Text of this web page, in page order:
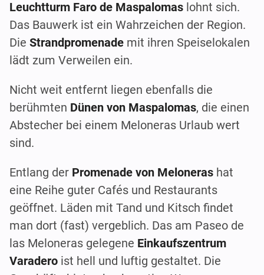
Leuchtturm Faro de Maspalomas lohnt sich.
Das Bauwerk ist ein Wahrzeichen der Region.
Die Strandpromenade mit ihren Speiselokalen
lädt zum Verweilen ein.
Nicht weit entfernt liegen ebenfalls die
berühmten Dünen von Maspalomas, die einen
Abstecher bei einem Meloneras Urlaub wert
sind.
Entlang der Promenade von Meloneras hat
eine Reihe guter Cafés und Restaurants
geöffnet. Läden mit Tand und Kitsch findet
man dort (fast) vergeblich. Das am Paseo de
las Meloneras gelegene Einkaufszentrum
Varadero ist hell und luftig gestaltet. Die